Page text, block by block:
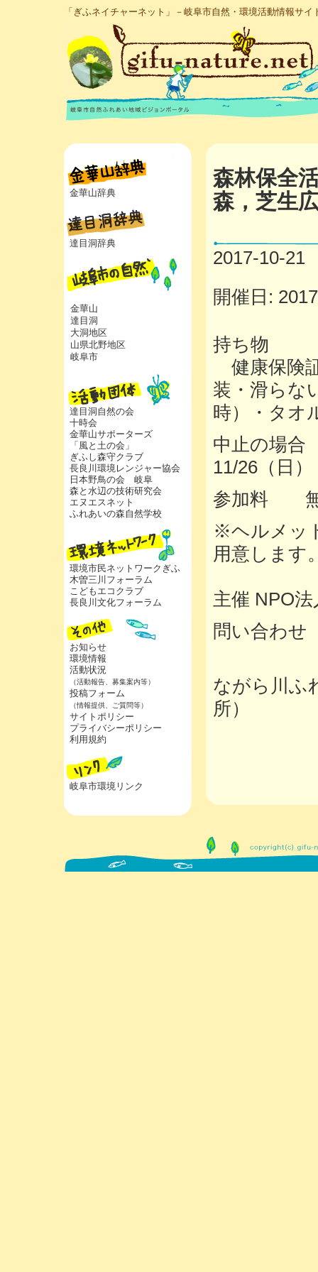
「ぎふネイチャーネット」－岐阜市自然・環境活動情報サイ
金華山辞典
達目洞辞典
金華山
達目洞
大洞地区
山県北野地区
岐阜市
達目洞自然の会
十時会
金華山サポーターズ
「風と土の会」
ぎふし森守クラブ
長良川環境レンジャー協会
日本野鳥の会 岐阜
森と水辺の技術研究会
エヌエスネット
ふれあいの森自然学校
環境市民ネットワークぎふ
木曽三川フォーラム
こどもエコクラブ
長良川文化フォーラム
お知らせ
環境情報
活動状況
（活動報告、募集案内等）
投稿フォーム
（情報提供、ご質問等）
サイトポリシー
プライバシーポリシー
利用規約
岐阜市環境リンク
森林保全
森，芝生
2017-10-21
開催日:
持ち物
健康保険
装・滑らな
時）・タオ
中止の場
11/26（日）
参加料 無
※ヘルメッ
用
主催 NPO
問い合わ
ながら川ふ
所）